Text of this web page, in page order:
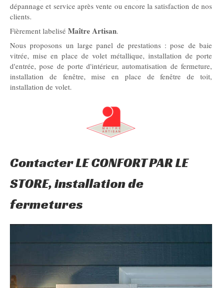
dépannage et service après vente ou encore la satisfaction de nos
clients.
Fièrement labelisé Maître Artisan.
Nous proposons un large panel de prestations : pose de baie
vitrée, mise en place de volet métallique, installation de porte
d'entrée, pose de porte d'intérieur, automatisation de fermeture,
installation de fenêtre, mise en place de fenêtre de toit,
installation de volet.
Contacter LE CONFORT PAR LE
STORE, installation de
fermetures